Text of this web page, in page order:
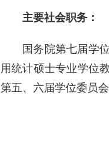
主要社会职务：
国务院第七届学
用统计硕士专业学位
第五、六届学位委员